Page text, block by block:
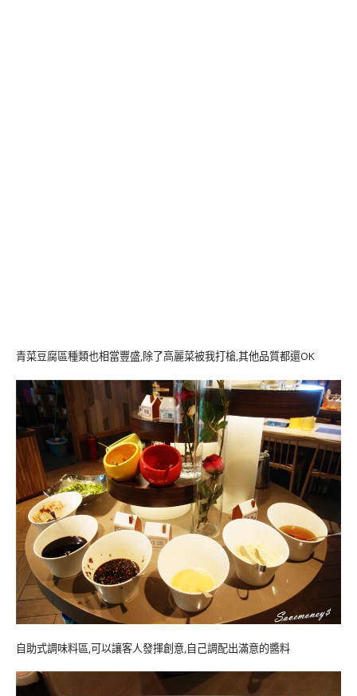
青菜豆腐區種類也相當豐盛,除了高麗菜被我打槍,其他品質都還OK
自助式調味料區,可以讓客人發揮創意,自己調配出滿意的醬料